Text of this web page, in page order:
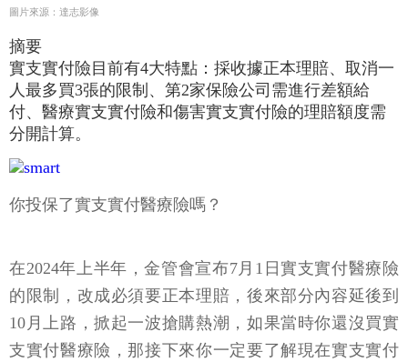
圖片來源：達志影像
摘要
實支實付險目前有4大特點：採收據正本理賠、取消一
人最多買3張的限制、第2家保險公司需進行差額給
付、醫療實支實付險和傷害實支實付險的理賠額度需
分開計算。
你投保了實支實付醫療險嗎？
在2024年上半年，金管會宣布7月1日實支實付醫療險
的限制，改成必須要正本理賠，後來部分內容延後到
10月上路，掀起一波搶購熱潮，如果當時你還沒買實
支實付醫療險，那接下來你一定要了解現在實支實付